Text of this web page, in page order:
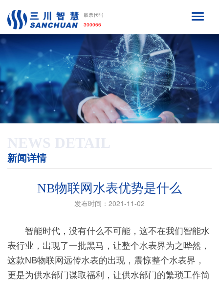
股票代码
300066
NEWS DETAIL
新闻详情
NB物联网水表优势是什么
发布时间：2021-11-02
智能时代，没有什么不可能，这不在我们智能水
表行业，出现了一批黑马，让整个水表界为之哗然，
这款NB物联网远传水表的出现，震惊整个水表界，
更是为供水部门谋取福利，让供水部门的繁琐工作简